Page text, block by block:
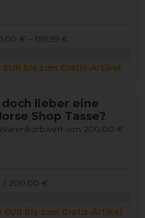
€ – 199,99 €
bis zum Gratis-Artikel
lieber eine
Shop Tasse?
von 200,00 €
/ 200,00 €
bis zum Gratis-Artikel